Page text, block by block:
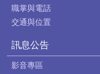
職掌與電話
交通與位置
訊息公告
影音專區